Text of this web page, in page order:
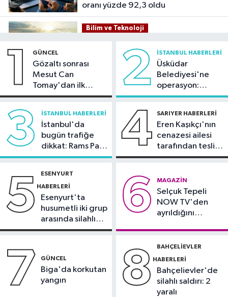
oranı yüzde 92,3 oldu
Bilim ve Teknoloji
milyona ulaştı
Kültür Sanat
buluşturuyor
21:17
demeyin, önlemini alın
yaklaşık 30 bin taraftar önünde imza
attı
1 GÜNCEL
Gözaltı sonrası
Mesut Can
Tomay'dan ilk
açıklama
2 İSTANBUL HABERLERI
Üsküdar
Belediyesi'ne
operasyon:
Sinem Dedetaş'a
3 İSTANBUL HABERLERI
İstanbul'da
bugün trafiğe
dikkat: Rams Park
çevresinde bazı
4 SARIYER HABERLERI
Eren Kaşıkçı'nın
cenazesi ailesi
tarafından teslim
alındı
5 ESENYURT
HABERLERI
Esenyurt'ta
husumetli iki grup
arasında silahlı
kavga
6 MAGAZIN
Selçuk Tepeli
NOW TV'den
ayrıldığını
7 GÜNCEL
Biga'da korkutan
yangın
8 BAHÇELIEVLER
HABERLERI
Bahçelievler'de
silahlı saldırı: 2
yaralı